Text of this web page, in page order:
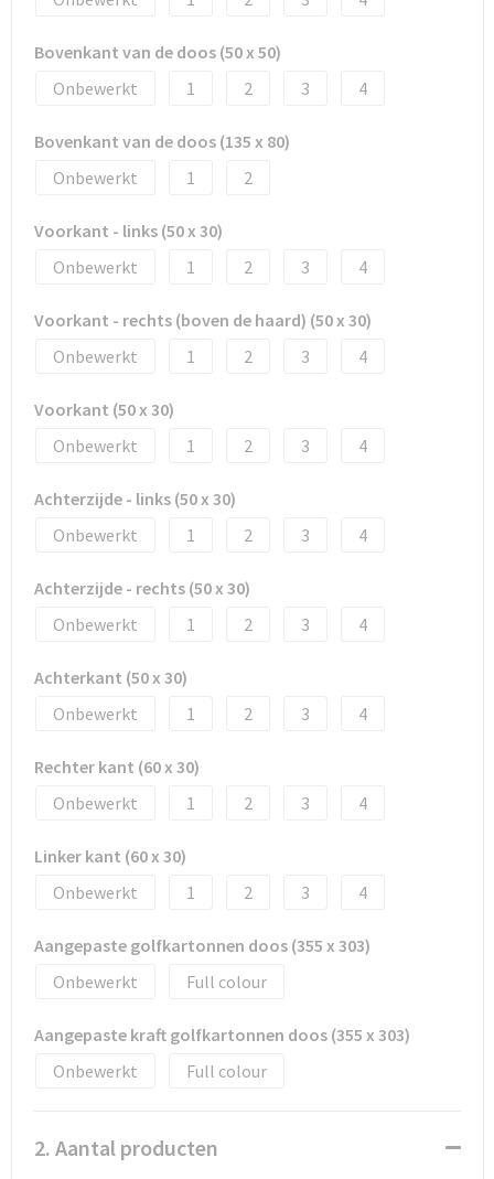
Spellen voor binnen en buiten
Tassen
Textiel
Thuiswerken
Virtueel uitje met borrelbox
Vrije tijd en strand
Wellness
Werkkleding
Relatiegeschenken zomer
Bovenkant van de doos (50 x 50)
Onbewerkt
1 2 3 4
Bovenkant van de doos (135 x 80)
Onbewerkt
1 2
Voorkant - links (50 x 30)
Onbewerkt
1 2 3 4
Voorkant - rechts (boven de haard) (50 x 30)
Onbewerkt
1 2 3 4
Voorkant (50 x 30)
Onbewerkt
1 2 3 4
Achterzijde - links (50 x 30)
Onbewerkt
1 2 3 4
Achterzijde - rechts (50 x 30)
Onbewerkt
1 2 3 4
Achterkant (50 x 30)
Onbewerkt
1 2 3 4
Rechter kant (60 x 30)
Onbewerkt
1 2 3 4
Linker kant (60 x 30)
Onbewerkt
1 2 3 4
Aangepaste golfkartonnen doos (355 x 303)
Onbewerkt
Full colour
Aangepaste kraft golfkartonnen doos (355 x 303)
Onbewerkt
Full colour
2. Aantal producten